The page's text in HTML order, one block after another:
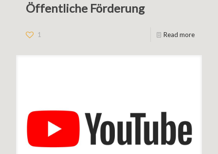
Öffentliche Förderung
1 Read more